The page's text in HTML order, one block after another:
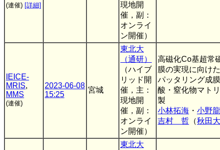
(連催) [詳細]
現地開
催，副：
オンライ
ン開催）
IEICE-
MRIS,
MMS
(連催)
2023-06-08
15:25
宮城
東北大
（通研）
（ハイブ
リッド開
催，主：
現地開
催，副：
オンライ
ン開催）
高磁化Co基超常
膜の実現に向け
パッタリング成
酸・窒化物マト
製
小林拓海 ・ 小野
吉村 哲 （秋田大
東北大